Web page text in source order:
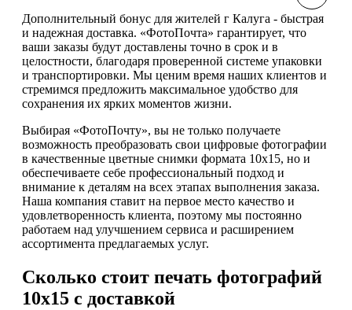
Дополнительный бонус для жителей г Калуга - быстрая
и надежная доставка. «ФотоПочта» гарантирует, что
ваши заказы будут доставлены точно в срок и в
целостности, благодаря проверенной системе упаковки
и транспортировки. Мы ценим время наших клиентов и
стремимся предложить максимальное удобство для
сохранения их ярких моментов жизни.
Выбирая «ФотоПочту», вы не только получаете
возможность преобразовать свои цифровые фотографии
в качественные цветные снимки формата 10х15, но и
обеспечиваете себе профессиональный подход и
внимание к деталям на всех этапах выполнения заказа.
Наша компания ставит на первое место качество и
удовлетворенность клиента, поэтому мы постоянно
работаем над улучшением сервиса и расширением
ассортимента предлагаемых услуг.
Сколько стоит печать фотографий
10х15 с доставкой